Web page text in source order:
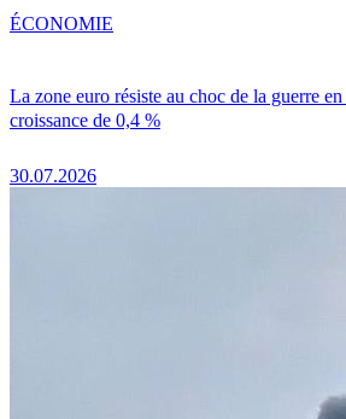
La zone euro résiste au choc de la guerre
croissance de 0,4 %
30.07.2026
ÉCONOMIE